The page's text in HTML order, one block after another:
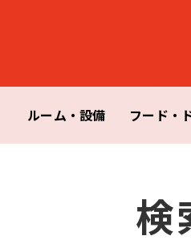
ルーム・設備 フード・
検